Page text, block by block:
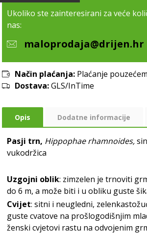
Ukoliko ste zainteresirani za veće
nas:
maloprodaja@drijen.hr
Način plaćanja: Plaćanje
Dostava:GLS/InTime
Opis Dodatne informacije
Pasji trn, Hippophae rhamnoides,
vukodržica
Uzgojni oblik: zimzelen je trnoviti
do 6 m, a može biti i u obliku guste
Cvijet: sitni i neugledni,
guste cvatove na prošlogodišnjim
ženski cvjetovi rastu na odvojenim